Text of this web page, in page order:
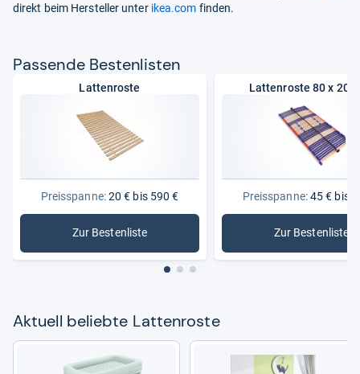
direkt beim Hersteller unter ikea.com finden.
Pas­sende Bes­ten­lis­ten
Lattenroste
Preisspanne:20 € bis 590 €
Zur Bestenliste
: Lattenroste
Lattenroste 80 x 200
Preisspanne:45 € bis
Zur Bestenliste
:
Aktu­ell beliebte Lat­ten­roste